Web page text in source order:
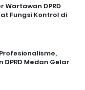
Wartawan DPRD
Fungsi Kontrol di
Medan Gelar